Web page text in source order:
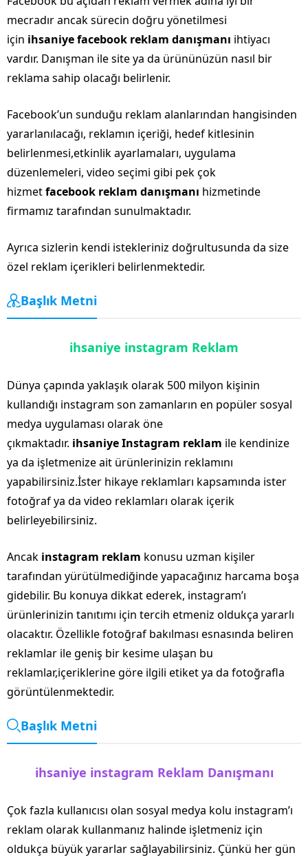
mecradır ancak sürecin doğru yönetilmesi
için ihsaniye facebook reklam danışmanı ihtiyacı
vardır. Danışman ile site ya da ürününüzün nasıl bir
reklama sahip olacağı belirlenir.
Facebook’un sunduğu reklam alanlarından hangisinden
yararlanılacağı, reklamın içeriği, hedef kitlesinin
belirlenmesi,etkinlik ayarlamaları, uygulama
düzenlemeleri, video seçimi gibi pek çok
hizmetfacebook reklam danışmanı hizmetinde
firmamız tarafından sunulmaktadır.
Ayrıca sizlerin kendi istekleriniz doğrultusunda da size
özel reklam içerikleri belirlenmektedir.
Başlık Metni
ihsaniye instagram Reklam
Dünya çapında yaklaşık olarak 500 milyon kişinin
kullandığı instagram son zamanların en popüler sosyal
medya uygulaması olarak öne
çıkmaktadır. ihsaniye Instagram reklam ile kendinize
ya da işletmenize ait ürünlerinizin reklamını
yapabilirsiniz.İster hikaye reklamları kapsamında ister
fotoğraf ya da video reklamları olarak içerik
belirleyebilirsiniz.
Ancak instagram reklam konusu uzman kişiler
tarafından yürütülmediğinde yapacağınız harcama boşa
gidebilir. Bu konuya dikkat ederek, instagram’ı
ürünlerinizin tanıtımı için tercih etmeniz oldukça yararlı
olacaktır. Özellikle fotoğraf bakılması esnasında beliren
reklamlar ile geniş bir kesime ulaşan bu
reklamlar,içeriklerine göre ilgili etiket ya da fotoğrafla
görüntülenmektedir.
Başlık Metni
ihsaniye instagram Reklam Danışmanı
Çok fazla kullanıcısı olan sosyal medya kolu instagram’ı
reklam olarak kullanmanız halinde işletmeniz için
oldukça büyük yararlar sağlayabilirsiniz. Çünkü her gün